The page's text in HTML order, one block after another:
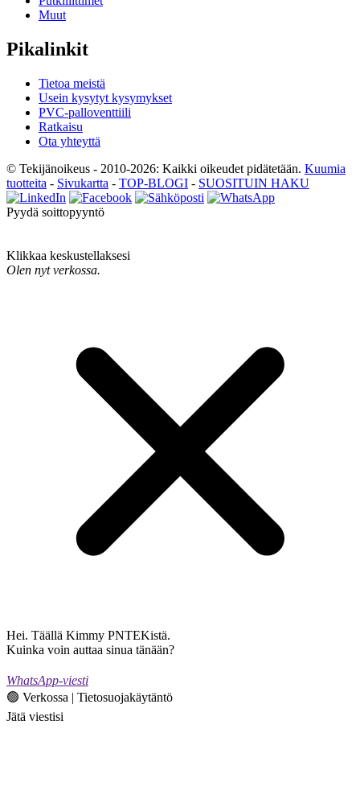
Muut
Pikalinkit
Tietoa meistä
Usein kysytyt kysymykset
PVC-palloventtiili
Ratkaisu
Ota yhteyttä
© Tekijänoikeus - 2010-2026: Kaikki oikeudet pidätetään. Kuumia
tuotteita - Sivukartta - TOP-BLOGI - SUOSITUIN HAKU
Pyydä soittopyyntö
Klikkaa keskustellaksesi
Olen nyt verkossa.
Hei. Täällä Kimmy PNTEKistä.
Kuinka voin auttaa sinua tänään?
WhatsApp-viesti
🟢 Verkossa | Tietosuojakäytäntö
Jätä viestisi